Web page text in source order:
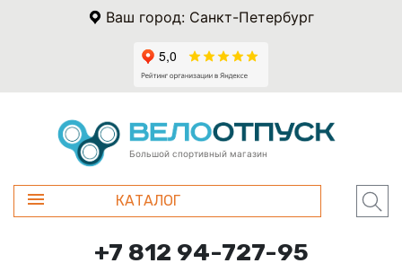
Ваш город: Санкт-Петербург
Большой спортивный магазин
КАТАЛОГ
+7 812 94-727-95